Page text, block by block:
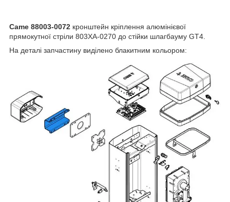
Came 88003-0072 кронштейн кріплення алюмінієвої
прямокутної стріли 803XA-0270 до стійки шлагбауму GT4.
На деталі запчастину виділено блакитним кольором: